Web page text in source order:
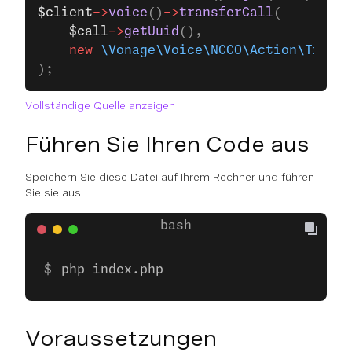
$client->voice () ->transferCall (
    $call
->getUuid (),
    new
);
Vollständige Quelle anzeigen
Führen Sie Ihren Code aus
Speichern Sie diese Datei auf Ihrem Rechner und führen
Sie sie aus:
php index.php
Voraussetzungen